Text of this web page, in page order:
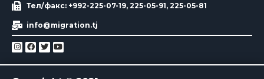
Тел/факс: +992-225-07-19, 225-05-91, 225-05-81
info@migration.tj